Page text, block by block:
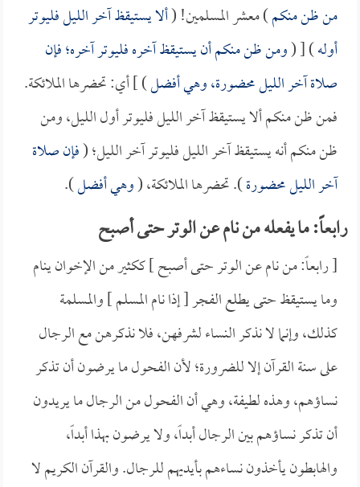
من ظن منكم) معشر المسلمين! (ألا يستيقظ آخر الليل فليوتر
أوله) [ (ومن ظن منكم أن يستيقظ آخره فليوتر آخره؛ فإن
صلاة آخر الليل محضورة، وهي أفضل) ] أي: تحضرها الملائكة.
فمن ظن منكم ألا يستيقظ آخر الليل فليوتر أول الليل، ومن
ظن منكم أنه يستيقظ آخر الليل فليوتر آخر الليل؛ (فإن صلاة
آخر الليل محضورة). تحضرها الملائكة، (وهي أفضل).
رابعاً: ما يفعله من نام عن الوتر حتى أصبح
[ رابعاً: من نام عن الوتر حتى أصبح ] ككثير من الإخوان ينام
وما يستيقظ حتى يطلع الفجر [ إذا نام المسلم ] والمسلمة
كذلك، وإنما لا نذكر النساء لشرفهن، فلا نذكرهن مع الرجال
على سنة القرآن إلا للضرورة؛ لأن الفحول ما يرضون أن تذكر
نساؤهم، وهذه لطيفة، وهي أن الفحول من الرجال ما يريدون
أن تذكر نساؤهم بين الرجال أبداً، ولا يرضون بهذا أبداً،
والهابطون يأخذون نساءهم بأيديهم للرجال. والقرآن الكريم لا